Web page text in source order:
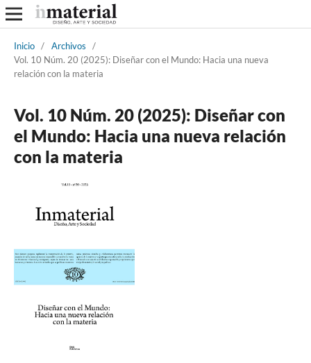
Inicio / Archivos
/
Vol. 10 Núm. 20 (2025): Diseñar con el Mundo: Hacia una nueva
relación con la materia
Vol. 10 Núm. 20 (2025): Diseñar con
el Mundo: Hacia una nueva relación
con la materia